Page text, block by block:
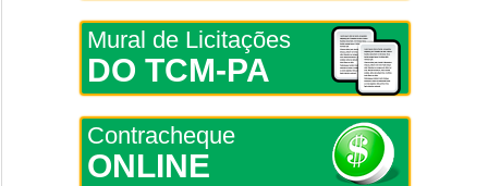
Mural de Licitações
DO TCM-PA
Contracheque
ONLINE